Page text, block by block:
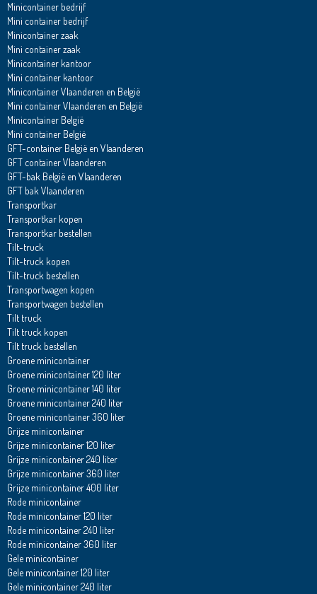
Minicontainer bedrijf
Mini container bedrijf
Minicontainer zaak
Mini container zaak
Minicontainer kantoor
Mini container kantoor
Minicontainer Vlaanderen en België
Mini container Vlaanderen en België
Minicontainer België
Mini container België
GFT-container België en Vlaanderen
GFT container Vlaanderen
GFT-bak België en Vlaanderen
GFT bak Vlaanderen
Transportkar
Transportkar kopen
Transportkar bestellen
Tilt-truck
Tilt-truck kopen
Tilt-truck bestellen
Transportwagen kopen
Transportwagen bestellen
Tilt truck
Tilt truck kopen
Tilt truck bestellen
Groene minicontainer
Groene minicontainer 120 liter
Groene minicontainer 140 liter
Groene minicontainer 240 liter
Groene minicontainer 360 liter
Grijze minicontainer
Grijze minicontainer 120 liter
Grijze minicontainer 240 liter
Grijze minicontainer 360 liter
Grijze minicontainer 400 liter
Rode minicontainer
Rode minicontainer 120 liter
Rode minicontainer 240 liter
Rode minicontainer 360 liter
Gele minicontainer
Gele minicontainer 120 liter
Gele minicontainer 240 liter